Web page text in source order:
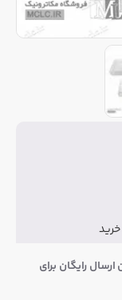
رایگان برای